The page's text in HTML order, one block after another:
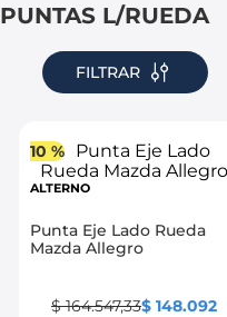
PUNTAS L/RUEDA
FILTRAR
10 %
ALTERNO
Punta Eje Lado Rueda
Mazda Allegro
$ 164.547,33$ 148.092
2.
aveo
spark gt
ford fiesta
.
mazda 3
.
chevrolet spark gt